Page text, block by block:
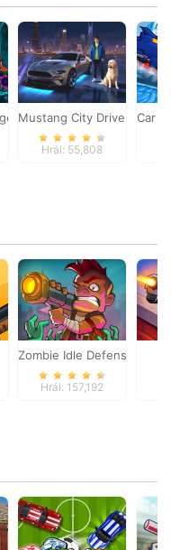
Adventure
Mustang City Driver
Hrál: 55,808
Car
Zombie Idle Defense
Hrál: 157,192